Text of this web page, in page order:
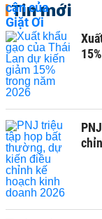
Tin mới